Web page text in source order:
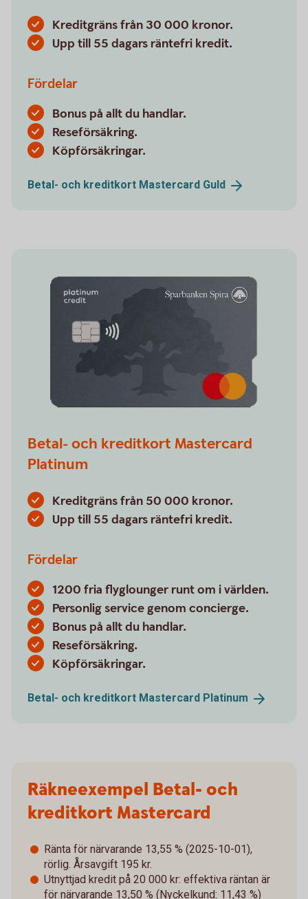
Kreditgräns från 30 000 kronor.
Upp till 55 dagars räntefri kredit.
Fördelar
Bonus på allt du handlar.
Reseförsäkring.
Köpförsäkringar.
Betal- och kreditkort Mastercard Guld
Betal- och kreditkort Mastercard
Platinum
Kreditgräns från 50 000 kronor.
Upp till 55 dagars räntefri kredit.
Fördelar
1200 fria flyglounger runt om i världen.
Personlig service genom concierge.
Bonus på allt du handlar.
Reseförsäkring.
Köpförsäkringar.
Betal- och kreditkort Mastercard Platinum
Räkneexempel Betal- och
kreditkort Mastercard
Ränta för närvarande 13,55 % (2025-10-01),
rörlig. Årsavgift 195 kr.
Utnyttjad kredit på 20 000 kr: effektiva räntan är
för närvarande 13,50 % (Nyckelkund: 11,43 %)